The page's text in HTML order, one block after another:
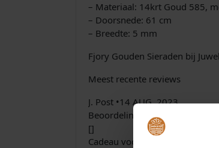
– Materiaal: 14krt Goud 585,
– Doorsnede: 61 cm
– Breedte: 5 mm
Fjory Gouden Sieraden bij
Meest recente reviews
J. Post •14 AUG. 2023
Beoordeling:
[]
Cadeau voor mijn vrouw voor